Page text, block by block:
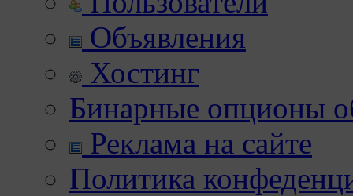
Объявления
Хостинг
Бинарные опционы
Реклама на сайте
Политика